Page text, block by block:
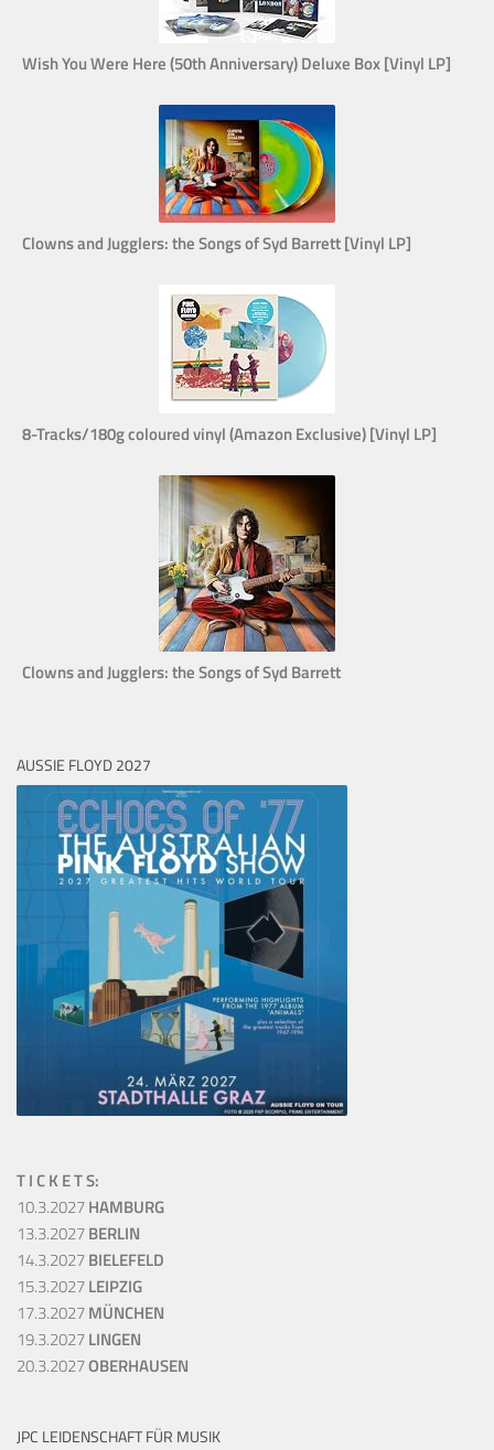
Wish You Were Here (50th Anniversary) Deluxe Box [Vinyl LP]
Clowns and Jugglers: the Songs of Syd Barrett [Vinyl LP]
8-Tracks/180g coloured vinyl (Amazon Exclusive) [Vinyl LP]
Clowns and Jugglers: the Songs of Syd Barrett
AUSSIE FLOYD 2027
T I C K E T S:
10.3.2027HAMBURG
13.3.2027BERLIN
14.3.2027BIELEFELD
15.3.2027LEIPZIG
17.3.2027MÜNCHEN
19.3.2027LINGEN
20.3.2027OBERHAUSEN
JPC LEIDENSCHAFT FÜR MUSIK